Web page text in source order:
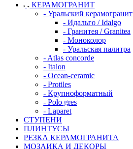
КЕРАМОГРАНИТ
- Уральский керамогранит
- Идальго / Idalgo
- Гранитея / Granitea
- Моноколор
- Уральская палитра
- Atlas concorde
- Italon
- Ocean-ceramic
- Protiles
- Крупноформатный
- Polo gres
- Laparet
СТУПЕНИ
ПЛИНТУСЫ
РЕЗКА КЕРАМОГРАНИТА
МОЗАИКА И ДЕКОРЫ